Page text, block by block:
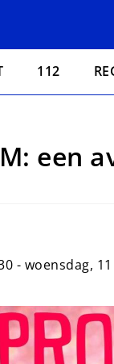
112
een
- woensdag,